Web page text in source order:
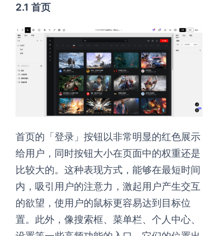
2.1 首页
首页的「登录」按钮以非常明显的红色展示
给用户，同时按钮大小在页面中的权重还是
比较大的。这种表现方式，能够在最短时间
内，吸引用户的注意力，激起用户产生交互
的欲望，使用户的鼠标更容易达到目标位
置。此外，像搜索框、菜单栏、个人中心、